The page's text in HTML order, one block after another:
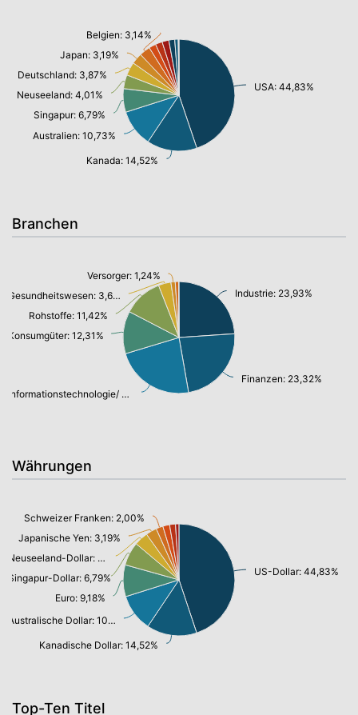
USA: 44,83%
Kanada: 14,52%
Australien: 10,73%
Singapur: 6,79%
Neuseeland: 4,01%
Deutschland: 3,87%
Japan: 3,19%
Belgien: 3,14%
Branchen
Industrie: 23,93%
Finanzen: 23,32%
Informationstechnologie/ Telekommunikation: 23,07%
Konsumgüter: 12,31%
Rohstoffe: 11,42%
Gesundheitswesen: 3,64%
Versorger: 1,24%
Währungen
US-Dollar: 44,83%
Kanadische Dollar: 14,52%
Australische Dollar: 10,73%
Euro: 9,18%
Singapur-Dollar: 6,79%
Neuseeland-Dollar: 4,01%
Japanische Yen: 3,19%
Schweizer Franken: 2,00%
Top-Ten Titel